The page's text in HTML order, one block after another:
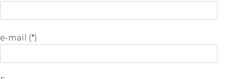
e-mail (*)